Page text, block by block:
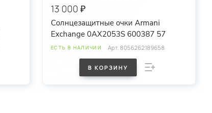
13 000 ₽
Солнцезащитные очки Armani
Exchange 0AX2053S 600387 57
ЕСТЬ В НАЛИЧИИ Арт.8056262189658
В КОРЗИНУ